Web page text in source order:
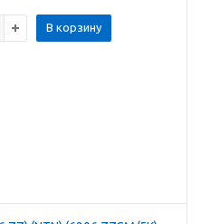
В корзину